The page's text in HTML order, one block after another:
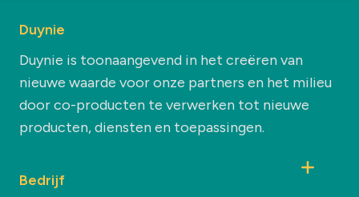
Duynie
Duynie is toonaangevend in het creëren van
nieuwe waarde voor onze partners en het milieu
door co-producten te verwerken tot nieuwe
producten, diensten en toepassingen.
Bedrijf